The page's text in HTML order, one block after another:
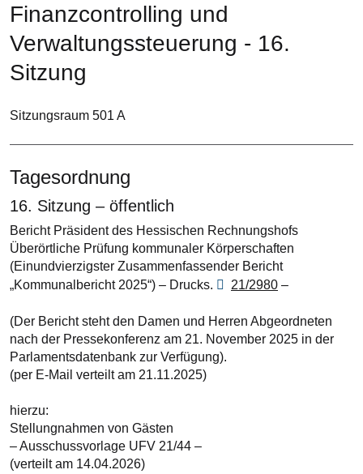
Finanzcontrolling und
Verwaltungssteuerung - 16.
Sitzung
Sitzungsraum 501 A
Tagesordnung
16. Sitzung – öffentlich
Bericht Präsident des Hessischen Rechnungshofs
Überörtliche Prüfung kommunaler Körperschaften
(Einundvierzigster Zusammenfassender Bericht
„Kommunalbericht 2025“) – Drucks.
21/2980 –
(Der Bericht steht den Damen und Herren Abgeordneten
nach der Pressekonferenz am 21. November 2025 in der
Parlamentsdatenbank zur Verfügung).
(per E-Mail verteilt am 21.11.2025)
hierzu:
Stellungnahmen von Gästen
– Ausschussvorlage UFV 21/44 –
(verteilt am 14.04.2026)